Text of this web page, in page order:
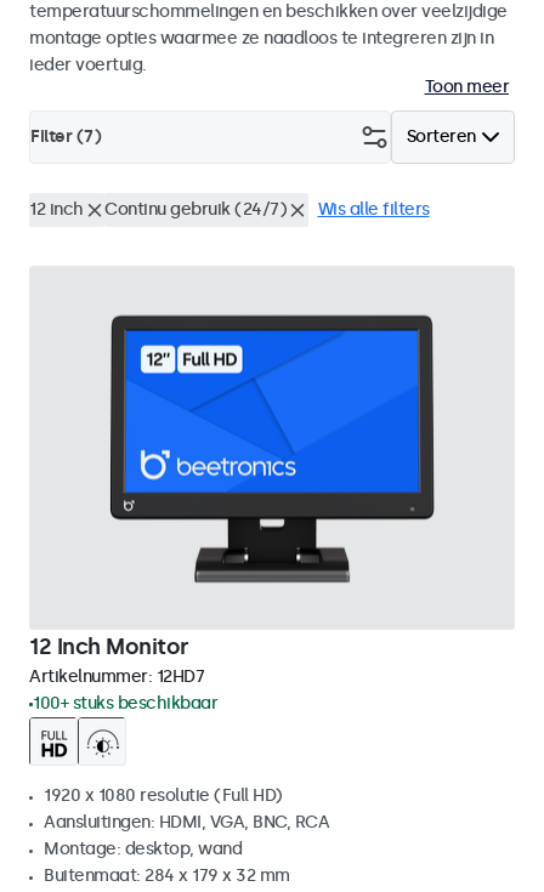
temperatuurschommelingen en beschikken over veelzijdige
montage opties waarmee ze naadloos te integreren zijn in
ieder voertuig.
Toon meer
Sorteren
Filter (7)
12 inch Continu gebruik (24/7) Wis alle filters
12 Inch Monitor
Artikelnummer: 12HD7
100+ stuks beschikbaar
1920 x 1080 resolutie (Full HD)
Aansluitingen: HDMI, VGA, BNC, RCA
Montage: desktop, wand
Buitenmaat: 284 x 179 x 32 mm